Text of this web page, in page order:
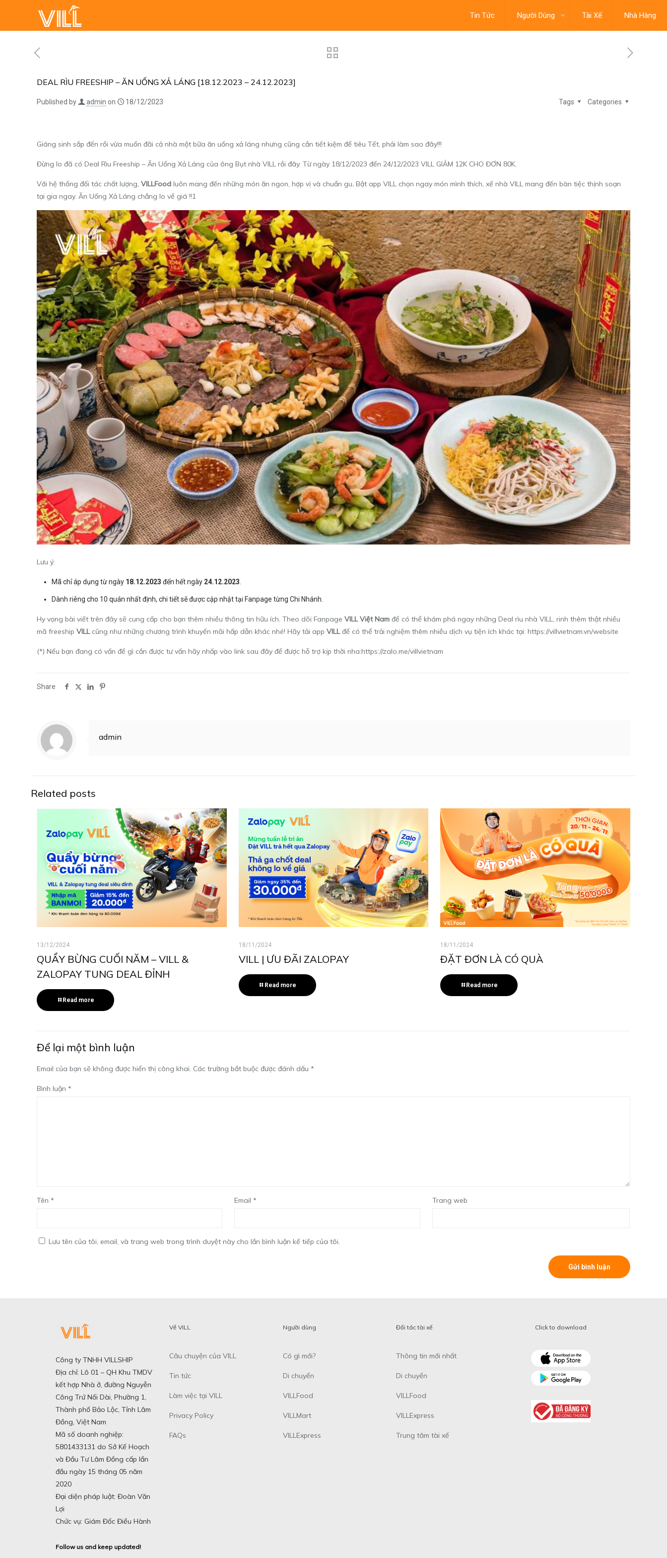
Tin Tức Người Dùng Tài Xế Nhà Hàng
DEAL RÌU FREESHIP – ĂN UỐNG XẢ LÁNG [18.12.2023 – 24.12.2023]
Published by admin on 18/12/2023 Categories
Tags
Giáng sinh sắp đến rồi vừa muốn đãi cả nhà một bữa ăn uống xả láng nhưng cũng cần tiết kiệm để tiêu Tết, phải làm sao đây!!!
Đừng lo đã có Deal Rìu Freeship – Ăn Uống Xả Láng của ông Bụt nhà VILL rồi đây. Từ ngày 18/12/2023 đến 24/12/2023 VILL GIẢM 12K CHO ĐƠN 80K.
Với hệ thống đối tác chất lượng,VILLFood luôn mang đến những món ăn ngon, hợp vị và chuẩn gu. Bật app VILL chọn ngay món mình thích, xế nhà VILL mang đến bàn tiệc thịnh soạn
tại gia ngay. Ăn Uống Xả Láng chẳng lo về giá !!1
Lưu ý:
Mã chỉ áp dụng từ ngày 18.12.2023đến hết ngày 24.12.2023
Dành riêng cho 10 quán nhất định, chi tiết sẽ được cập nhật tại Fanpage từng Chi Nhánh.
Hy vọng bài viết trên đây sẽ cung cấp cho bạn thêm nhiều thông tin hữu ích. Theo dõi FanpageVILL Việt Nam để có thể khám phá ngay những Deal rìu nhà VILL, rinh thêm thật nhiều
mã freeshipVILLcũng như những chương trình khuyến mãi hấp dẫn khác nhé! Hãy tải appVILLđể có thể trải nghiệm thêm nhiều dịch vụ tiện ích khác tại:https://villvietnam.vn/website
(*) Nếu bạn đang có vấn đề gì cần được tư vấn hãy nhấp vào link sau đây để được hỗ trợ kịp thời nha:https://zalo.me/villvietnam
Share
admin
Related posts
13/12/2024
QUẨY BỪNG CUỐI NĂM – VILL &
ZALOPAY TUNG DEAL ĐỈNH
Read more
18/11/2024
VILL | ƯU ĐÃI ZALOPAY
Read more
18/11/2024
ĐẶT ĐƠN LÀ CÓ QUÀ
Read more
Để lại một bình luận
Email của bạn sẽ không được hiển thị công khai. Các trường bắt buộc được đánh dấu *
Bình luận *
Tên * Email* Trang web
Lưu tên của tôi, email, và trang web trong trình duyệt này cho lần bình luận kế tiếp của tôi.
Công ty TNHH VILLSHIP
Địa chỉ: Lô 01 – QH Khu TMDV
kết hợp Nhà ở, đường Nguyễn
Công Trứ Nối Dài, Phường 1,
Thành phố Bảo Lộc, Tỉnh Lâm
Đồng, Việt Nam
Mã số doanh nghiệp:
5801433131 do Sở Kế Hoạch
và Đầu Tư Lâm Đồng cấp lần
đầu ngày 15 tháng 05 năm
2020
Đại diện pháp luật: Đoàn Văn
Lợi
Chức vụ: Giám Đốc Điều Hành
Follow us and keep updated!
Về VILL
Câu chuyện của VILL
Tin tức
Làm việc tại VILL
Privacy Policy
FAQs
Người dùng
Có gì mới?
Di chuyển
VILLFood
VILLMart
VILLExpress
Đối tác tài xế
Thông tin mới nhất
Di chuyển
VILLFood
VILLExpress
Trung tâm tài xế
Click to download